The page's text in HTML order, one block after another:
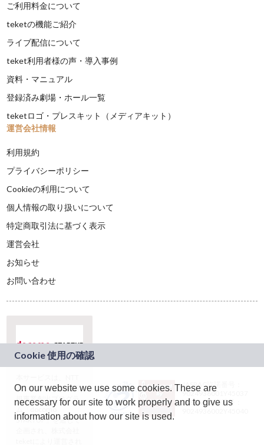
ご利用料金について
teketの機能ご紹介
ライブ配信について
teket利用者様の声・導入事例
資料・マニュアル
登録済み劇場・ホール一覧
teketロゴ・プレスキット（メディアキット）
運営会社情報
利用規約
プライバシーポリシー
Cookieの利用について
個人情報の取り扱いについて
特定商取引法に基づく表示
運営会社
お知らせ
お問い合わせ
ドコモグループの新
規事業創出プログラ
ム「docomo
STARTUP」を通じて
JASRAC許諾番号：
9024936001Y45037
JASRAC許諾番号：
On our website we use some cookies. These are
necessary for our site to work properly and to give us
information about how our site is used.